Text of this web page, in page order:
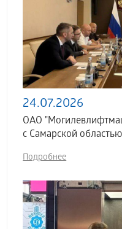
24.07.2026
ОАО
с Самарской
Подробнее